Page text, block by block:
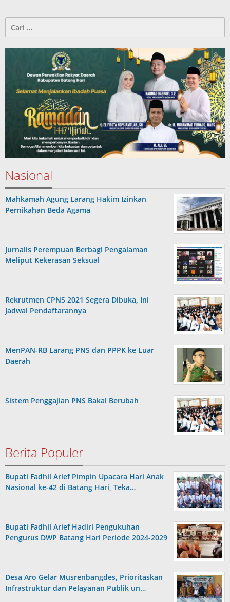
Cari
Nasional
Mahkamah Agung Larang Hakim Izinkan
Pernikahan Beda Agama
Jurnalis Perempuan Berbagi Pengalaman
Meliput Kekerasan Seksual
Rekrutmen CPNS 2021 Segera Dibuka, Ini
Jadwal Pendaftarannya
MenPAN-RB Larang PNS dan PPPK ke Luar
Daerah
Sistem Penggajian PNS Bakal Berubah
Berita Populer
Bupati Fadhil Arief Pimpin Upacara Hari Anak
Nasional ke-42 di Batang Hari, Teka…
Bupati Fadhil Arief Hadiri Pengukuhan
Pengurus DWP Batang Hari Periode 2024-2029
Desa Aro Gelar Musrenbangdes, Prioritaskan
Infrastruktur dan Pelayanan Publik un…